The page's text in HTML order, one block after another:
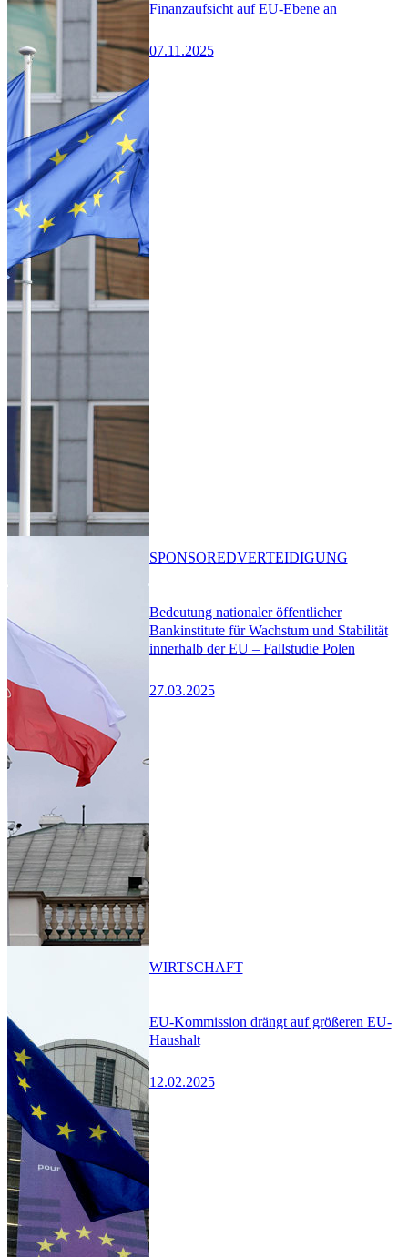
Finanzaufsicht auf EU-Ebene an
07.11.2025
Bedeutung nationaler öffentlicher
Bankinstitute für Wachstum und Stabilität
innerhalb der EU – Fallstudie Polen
27.03.2025
SPONSOREDVERTEIDIGUNG
EU-Kommission drängt auf größeren EU-
Haushalt
12.02.2025
WIRTSCHAFT